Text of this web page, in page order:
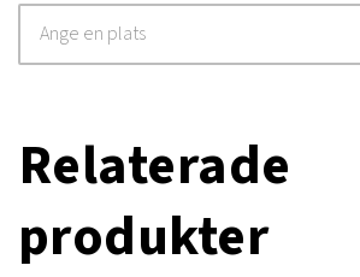
Relaterade
produkter